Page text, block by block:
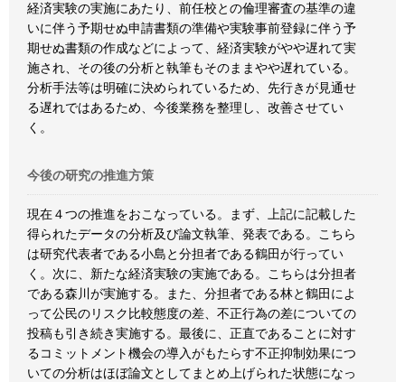
経済実験の実施にあたり、前任校との倫理審査の基準の違
いに伴う予期せぬ申請書類の準備や実験事前登録に伴う予
期せぬ書類の作成などによって、経済実験がやや遅れて実
施され、その後の分析と執筆もそのままやや遅れている。
分析手法等は明確に決められているため、先行きが見通せ
る遅れではあるため、今後業務を整理し、改善させてい
く。
今後の研究の推進方策
現在４つの推進をおこなっている。まず、上記に記載した
得られたデータの分析及び論文執筆、発表である。こちら
は研究代表者である小島と分担者である鶴田が行ってい
く。次に、新たな経済実験の実施である。こちらは分担者
である森川が実施する。また、分担者である林と鶴田によ
って公民のリスク比較態度の差、不正行為の差についての
投稿も引き続き実施する。最後に、正直であることに対す
るコミットメント機会の導入がもたらす不正抑制効果につ
いての分析はほぼ論文としてまとめ上げられた状態になっ